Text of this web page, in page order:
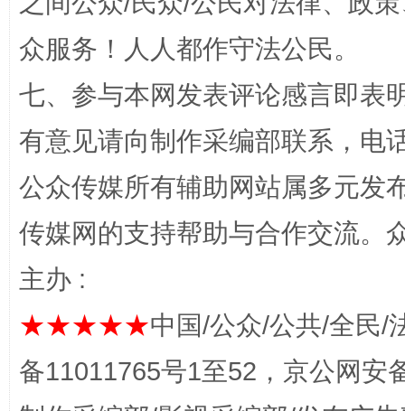
完善运行机制助力责任有效落实 一纸欠
众服务！人人都作守法公民。
七、参与本网发表评论感言即表
有意见请向制作采编部联系，电
公众传媒所有辅助网站属多元发
传媒网的支持帮助与合作交流。
主办 :
★★★★★中国/公众/公共/全民/
备11011765号1至52，京公网安